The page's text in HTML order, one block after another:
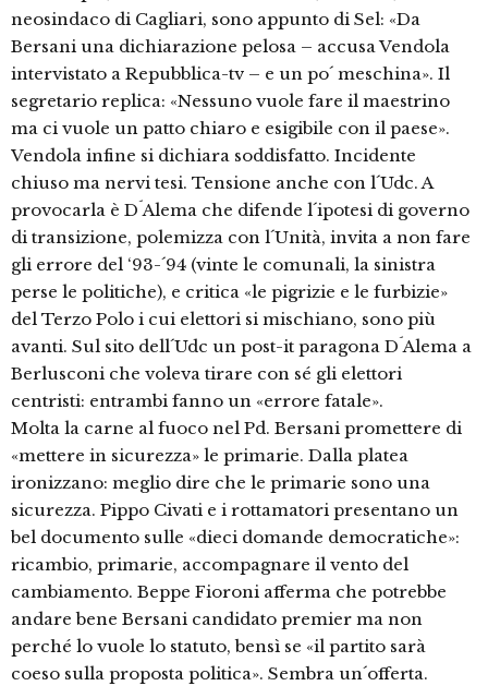
neosindaco di Cagliari, sono appunto di Sel: «Da
Bersani una dichiarazione pelosa – accusa Vendola
intervistato a Repubblica-tv – e un po´ meschina». Il
segretario replica: «Nessuno vuole fare il maestrino
ma ci vuole un patto chiaro e esigibile con il paese».
Vendola infine si dichiara soddisfatto. Incidente
chiuso ma nervi tesi. Tensione anche con l´Udc. A
provocarla è D´Alema che difende l´ipotesi di governo
di transizione, polemizza con l´Unità, invita a non fare
gli errore del ‘93-´94 (vinte le comunali, la sinistra
perse le politiche), e critica «le pigrizie e le furbizie»
del Terzo Polo i cui elettori si mischiano, sono più
avanti. Sul sito dell´Udc un post-it paragona D´Alema a
Berlusconi che voleva tirare con sé gli elettori
centristi: entrambi fanno un «errore fatale».
Molta la carne al fuoco nel Pd. Bersani promettere di
«mettere in sicurezza» le primarie. Dalla platea
ironizzano: meglio dire che le primarie sono una
sicurezza. Pippo Civati e i rottamatori presentano un
bel documento sulle «dieci domande democratiche»:
ricambio, primarie, accompagnare il vento del
cambiamento. Beppe Fioroni afferma che potrebbe
andare bene Bersani candidato premier ma non
perché lo vuole lo statuto, bensì se «il partito sarà
coeso sulla proposta politica». Sembra un´offerta.